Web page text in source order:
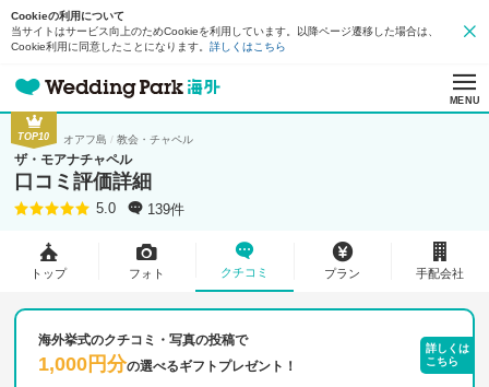
Cookieの利用について
当サイトはサービス向上のためCookieを利用しています。以降ページ遷移した場合は、
Cookie利用に同意したことになります。 詳しくはこちら
MENU
TOP10 オアフ島 教会・チャペル
ザ・モアナチャペル
口コミ評価詳細
5.0 139件
トップ フォト クチコミ プラン 手配会社
海外挙式のクチコミ・写真の投稿で
1,000円分の選べるギフトプレゼント！
詳しくは
こちら